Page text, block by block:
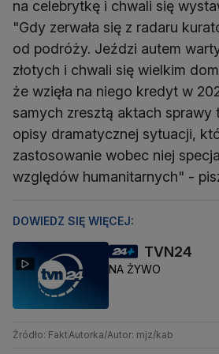
na celebrytkę i chwali się
"Gdy zerwała się z radaru
od podróży. Jeździ autem
złotych i chwali się wielkim
że wzięła na niego kredyt w
samych zresztą aktach sprawy
opisy dramatycznej sytuacji,
zastosowanie wobec niej
względów humanitarnych" -
DOWIEDZ SIĘ WIĘCEJ:
TVN24
NA ŻYWO
Źródło: Fakt Autorka/Autor: mjz/kab